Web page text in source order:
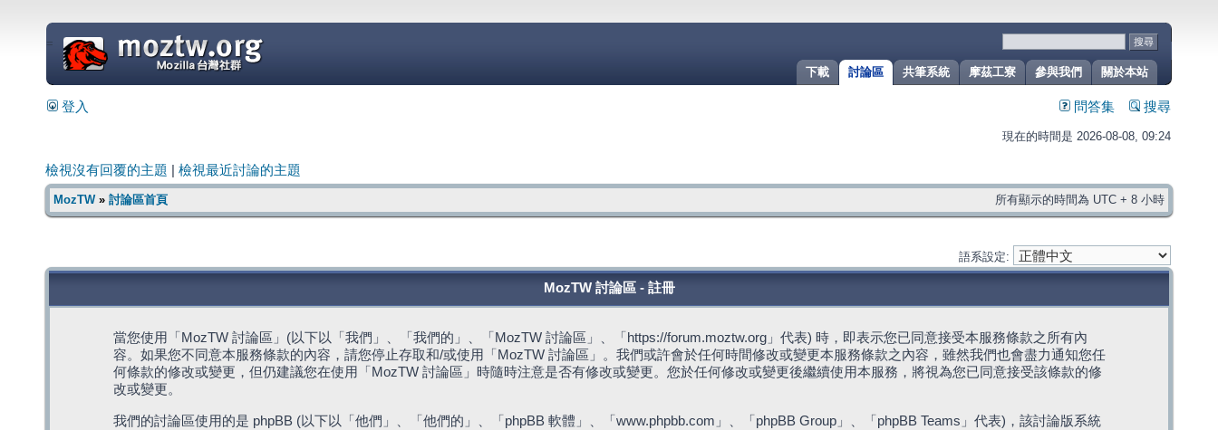
關於本站
參與我們
摩茲工寮
共筆系統
討論區
下載
=
登入 問答集 搜尋
現在的時間是 2026-08-08, 09:24
檢視沒有回覆的主題 檢視最近討論的主題
MozTW» 討論區首頁 所有顯示的時間為 UTC + 8 小時
語系設定:
MozTW 討論區 - 註冊
當您使用「MozTW 討論區」(以下以「我們」、「我們的」、「MozTW 討論區」、「https://forum.moztw.org」代表) 時，即表示您已同意接受本服務條款之所有內
容。如果您不同意本服務條款的內容，請您停止存取和/或使用「MozTW 討論區」。我們或許會於任何時間修改或變更本服務條款之內容，雖然我們也會盡力通知您任
何條款的修改或變更，但仍建議您在使用「MozTW 討論區」時隨時注意是否有修改或變更。您於任何修改或變更後繼續使用本服務，將視為您已同意接受該條款的修
改或變更。
我們的討論區使用的是 phpBB (以下以「他們」、「他們的」、「phpBB 軟體」、「www.phpbb.com」、「phpBB Group」、「phpBB Teams」代表)，該討論版系統